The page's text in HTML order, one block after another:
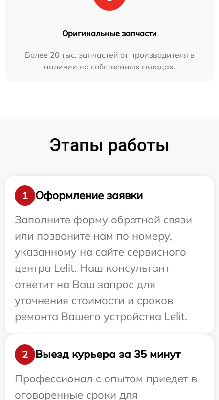
Оригинальные запчасти
Более 20 тыс. запчастей от производителя в
наличии на собственных складах.
Этапы работы
1
Оформление заявки
Заполните форму обратной связи
или позвоните нам по номеру,
указанному на сайте сервисного
центра Lelit. Наш консультант
ответит на Ваш запрос для
уточнения стоимости и сроков
ремонта Вашего устройства Lelit.
2
Выезд курьера за 35 минут
Профессионал с опытом приедет в
оговоренные сроки для